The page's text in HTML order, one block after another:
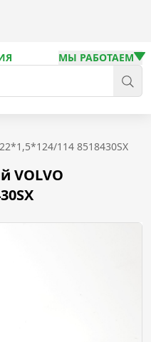
МЫ РАБОТАЕМ
114 8518430SX
VOLVO